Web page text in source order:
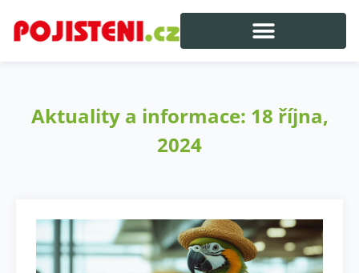
Aktuality a informace: 18 října,
2024